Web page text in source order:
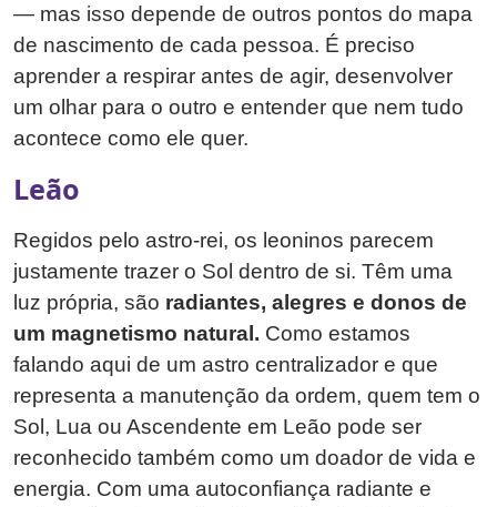
— mas isso depende de outros pontos do mapa
de nascimento de cada pessoa. É preciso
aprender a respirar antes de agir, desenvolver
um olhar para o outro e entender que nem tudo
acontece como ele quer.
Leão
Regidos pelo astro-rei, os leoninos parecem
justamente trazer o Sol dentro de si. Têm uma
luz própria, são radiantes, alegres e donos de
um magnetismo natural. Como estamos
falando aqui de um astro centralizador e que
representa a manutenção da ordem, quem tem o
Sol, Lua ou Ascendente em Leão pode ser
reconhecido também como um doador de vida e
energia. Com uma autoconfiança radiante e